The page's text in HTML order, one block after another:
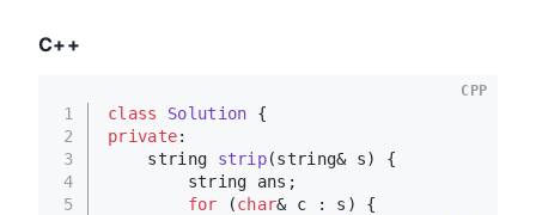
C++
1
2
3
4
5
class Solution {
private:
string strip(string& s)
{
        string ans;
for (char& c : s) {
CPP